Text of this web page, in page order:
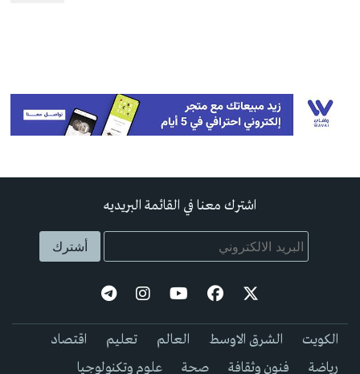
اشترك معنا في القائمة البريديه
الكويت الشرق الاوسط العالم تعليم
اقتصاد
رياضة
فنون وثقافة صحة علوم وتكنولوجيا